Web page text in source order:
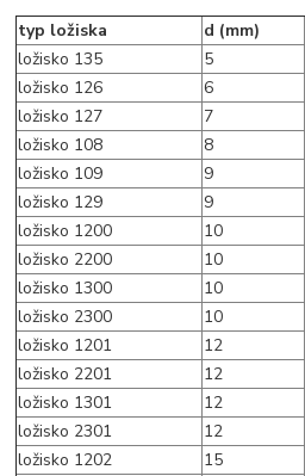
typ ložiska
d (mm)
ložisko 135
5
ložisko 126
6
ložisko 127
7
ložisko 108
8
ložisko 109
9
ložisko 129
9
ložisko 1200
10
ložisko 2200
10
ložisko 1300
10
ložisko 2300
10
ložisko 1201
12
ložisko 2201
12
ložisko 1301
12
ložisko 2301
12
ložisko 1202
15